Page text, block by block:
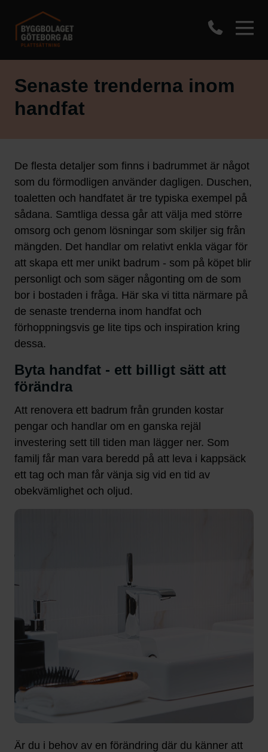
Senaste trenderna inom
handfat
De flesta detaljer som finns i badrummet är något
som du förmodligen använder dagligen. Duschen,
toaletten och handfatet är tre typiska exempel på
sådana. Samtliga dessa går att välja med större
omsorg och genom lösningar som skiljer sig från
mängden. Det handlar om relativt enkla vägar för
att skapa ett mer unikt badrum - som på köpet blir
personligt och som säger någonting om de som
bor i bostaden i fråga. Här ska vi titta närmare på
de senaste trenderna inom handfat och
förhoppningsvis ge lite tips och inspiration kring
dessa.
Byta handfat - ett billigt sätt att
förändra
Att renovera ett badrum från grunden kostar
pengar och handlar om en ganska rejäl
investering sett till tiden man lägger ner. Som
familj får man vara beredd på att leva i kappsäck
ett tag och man får vänja sig vid en tid av
obekvämlighet och oljud.
Är du i behov av en förändring där du känner att